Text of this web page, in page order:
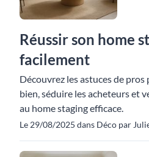
Réussir son home
facilement
Découvrez les astuces de
bien, séduire les acheteurs et
au home staging efficace.
Le 29/08/2025 dans Déco par